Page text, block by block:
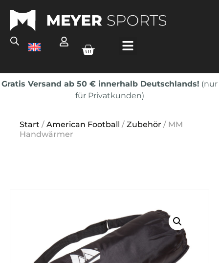
Gratis Versand ab 50 € innerhalb Deutschlands! (nur
für Privatkunden)
Start / American Football / Zubehör / MM
Handwärmer